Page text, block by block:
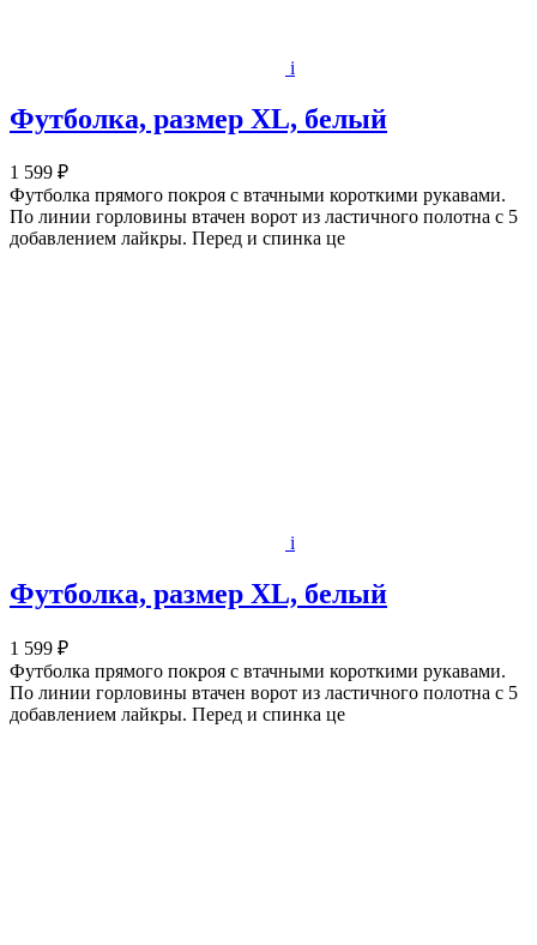
i
Футболка, размер XL, белый
1 599 ₽
Футболка прямого покроя с втачными короткими рукавами.
По линии горловины втачен ворот из ластичного полотна с 5
добавлением лайкры. Перед и спинка це
i
Футболка, размер XL, белый
1 599 ₽
Футболка прямого покроя с втачными короткими рукавами.
По линии горловины втачен ворот из ластичного полотна с 5
добавлением лайкры. Перед и спинка це